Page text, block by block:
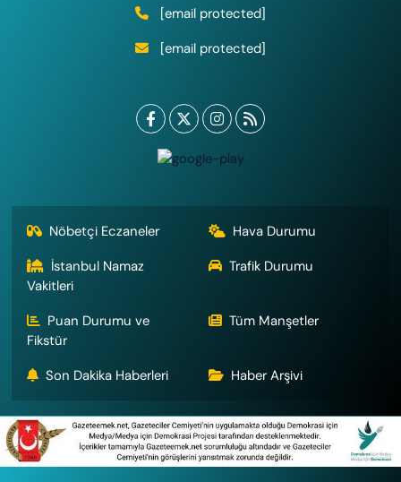
[email protected]
[email protected]
Nöbetçi Eczaneler
Hava Durumu
İstanbul Namaz
Vakitleri
Trafik Durumu
Puan Durumu ve
Fikstür
Tüm Manşetler
Son Dakika Haberleri Haber Arşivi